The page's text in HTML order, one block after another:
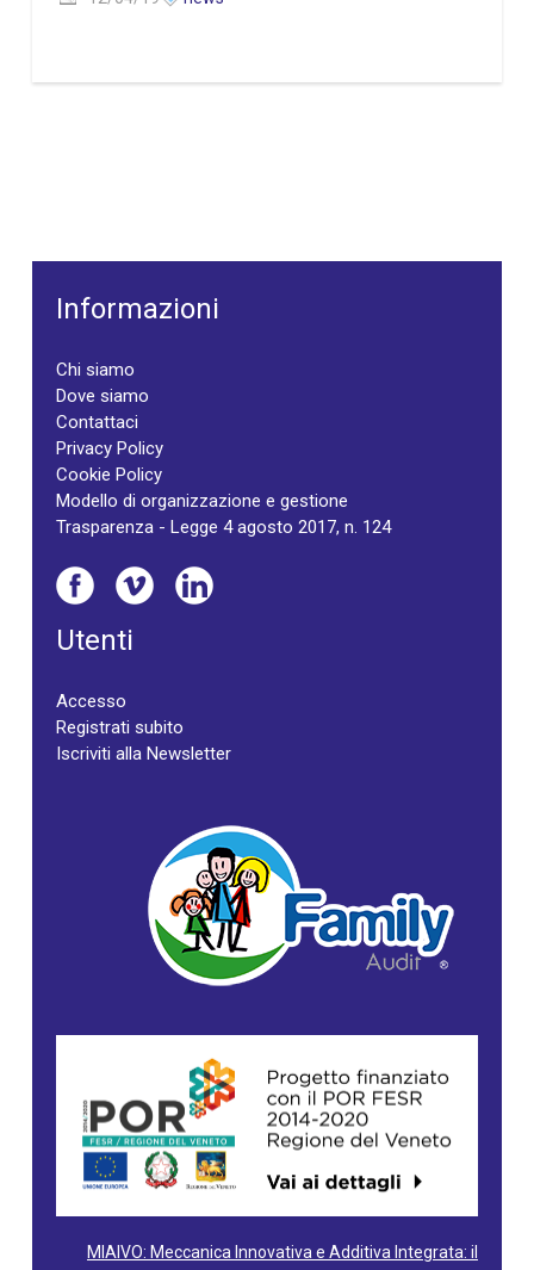
Informazioni
Chi siamo
Dove siamo
Contattaci
Privacy Policy
Cookie Policy
Modello di organizzazione e gestione
Trasparenza - Legge 4 agosto 2017, n. 124
Utenti
Accesso
Registrati subito
Iscriviti alla Newsletter
MIAIVO: Meccanica Innovativa e Additiva Integrata: il